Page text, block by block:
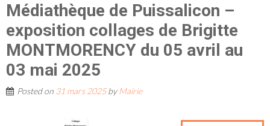
Médiathèque de Puissalicon –
exposition collages de Brigitte
MONTMORENCY du 05 avril au
03 mai 2025
Posted on 31 mars 2025byMairie